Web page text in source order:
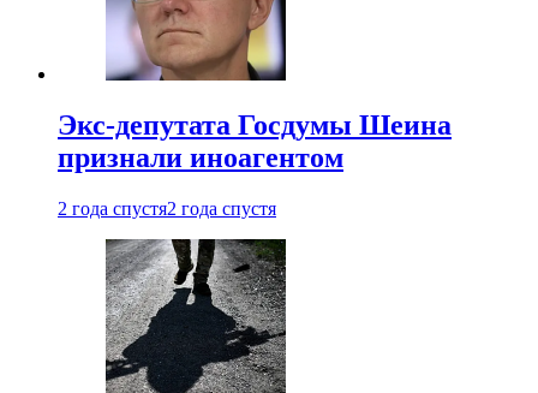
Экс-депутата Госдумы Шеина
признали иноагентом
2 года спустя2 года спустя